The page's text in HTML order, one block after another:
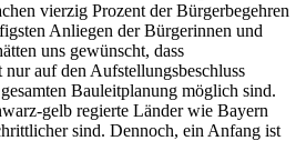
vierzig Prozent der Bürgerbegehren
Anliegen der Bürgerinnen und
uns gewünscht, dass
auf den Aufstellungsbeschluss
Bauleitplanung möglich sind.
gelb regierte Länder wie Bayern
sind. Dennoch, ein Anfang ist